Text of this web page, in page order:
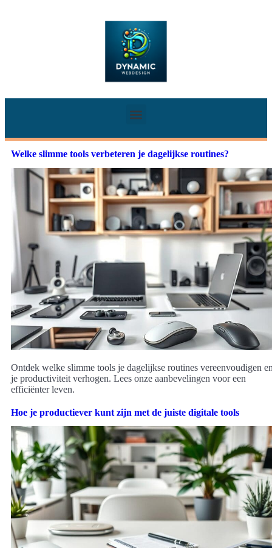
Welke slimme tools verbeteren je dagelijkse routines?
Ontdek welke slimme tools je dagelijkse routines vereenvoudigen
je productiviteit verhogen. Lees onze aanbevelingen voor een
efficiënter leven.
Hoe je productiever kunt zijn met de juiste digitale tools